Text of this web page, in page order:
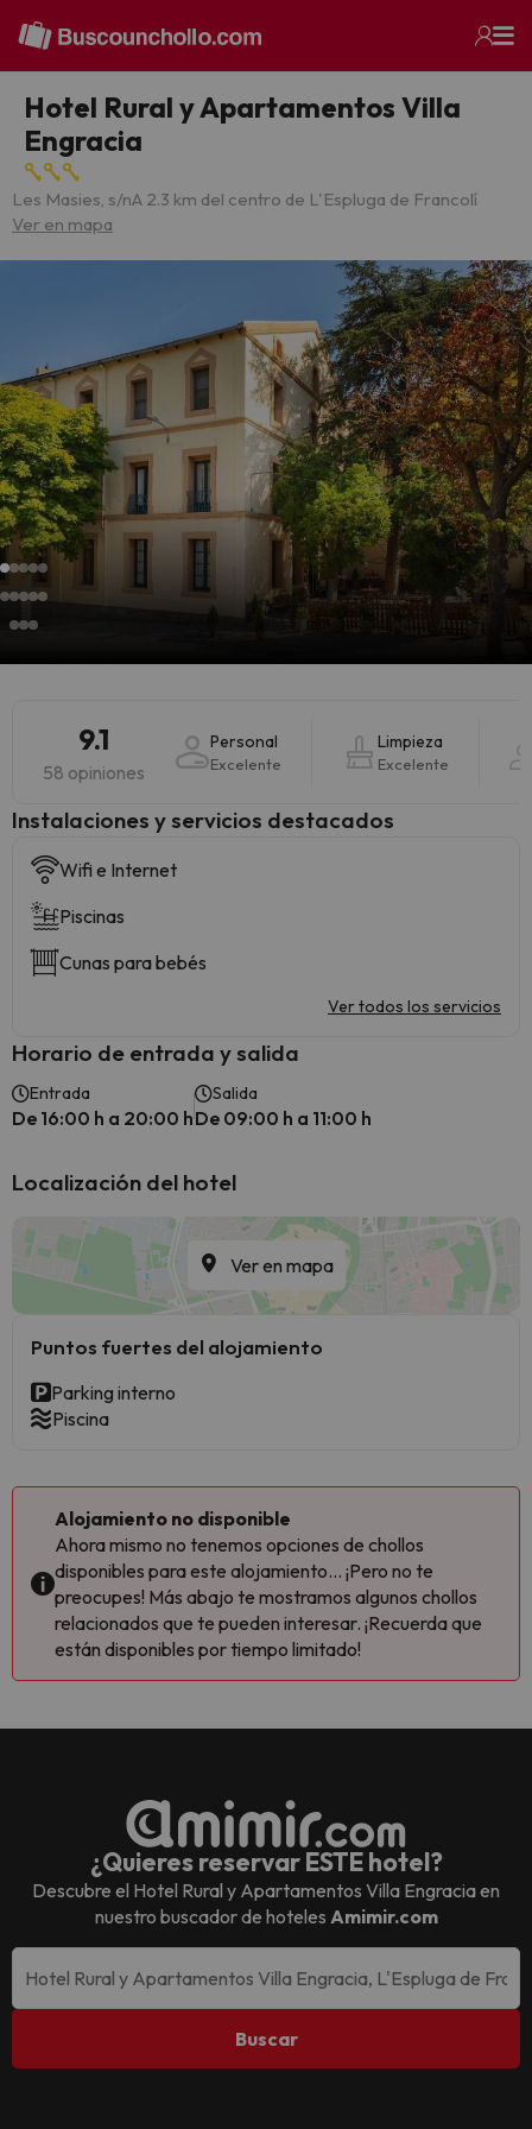
Hotel Rural y Apartamentos Villa
Engracia
Les Masies, s/nA 2.3 km del centro de L'Espluga de Francolí
Ver en mapa
9.1
58 opiniones
Personal
Excelente
Limpieza
Excelente
Instalaciones y servicios destacados
Wifi e Internet
Piscinas
Cunas para bebés
Ver todos los servicios
Horario de entrada y salida
Entrada
De 16:00 h a 20:00 h
Salida
De 09:00 h a 11:00 h
Localización del hotel
Ver en mapa
Puntos fuertes del alojamiento
Parking interno
Piscina
Alojamiento no disponible
Ahora mismo no tenemos opciones de chollos
disponibles para este alojamiento... ¡Pero no te
preocupes! Más abajo te mostramos algunos chollos
relacionados que te pueden interesar. ¡Recuerda que
están disponibles por tiempo limitado!
¿Quieres reservar ESTE hotel?
Descubre el Hotel Rural y Apartamentos Villa Engraciaen
nuestro buscador de hoteles Amimir.com
Buscar